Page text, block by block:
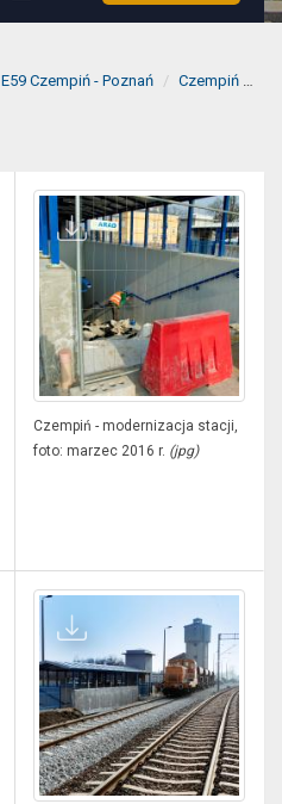
E59 Czempiń - Poznań Czempiń
Czempiń - modernizacja stacji,
foto: marzec 2016 r. (jpg)